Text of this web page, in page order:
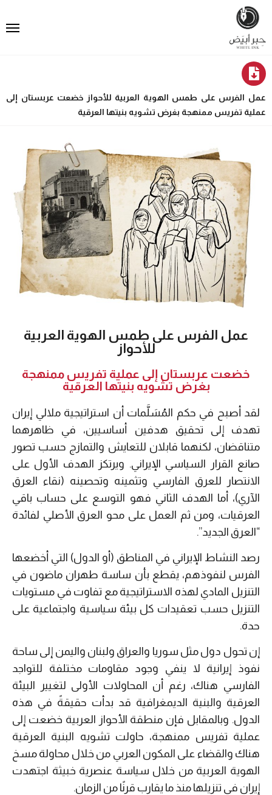
عمل الفرس على طمس الهوية العربية للأحواز خضعت عربستان إلى
عملية تفريس ممنهجة بغرض تشويه بنيتها العرقية
عمل الفرس على طمس الهوية العربية
للأحواز
خضعت عربستان إلى عملية تفريس ممنهجة
بغرض تشويه بنيتها العرقية
لقد أصبح في حكم المُسَلَّمات أن استراتيجية ملالي إيران
تهدف إلى تحقيق هدفين أساسيين، في ظاهرهما
متناقضان، لكنهما قابلان للتعايش والتمازج حسب تصور
صانع القرار السياسي الإيراني. ويرتكز الهدف الأول على
الانتصار للعرق الفارسي وتثمينه وتحصينه (نقاء العرق
الآري)، أما الهدف الثاني فهو التوسع على حساب باقي
العرقيات، ومن ثم العمل على محو العرق الأصلي لفائدة
“العرق الجديد”.
رصد النشاط الإيراني في المناطق (أو الدول) التي أخضعها
الفرس لنفوذهم، يقطع بأن ساسة طهران ماضون في
التنزيل المادي لهذه الاستراتيجية مع تفاوت في مستويات
التنزيل حسب تعقيدات كل بيئة سياسية واجتماعية على
حدة.
إن تحول دول مثل سوريا والعراق ولبنان واليمن إلى ساحة
نفوذ إيرانية لا ينفي وجود مقاومات مختلفة للتواجد
الفارسي هناك، رغم أن المحاولات الأولى لتغيير البيئة
العرقية والبنية الديمغرافية قد بدأت حقيقةً في هذه
الدول. وبالمقابل فإن منطقة الأحواز العربية خضعت إلى
عملية تفريس ممنهجة، حاولت تشويه البنية العرقية
هناك والقضاء على المكون العربي من خلال محاولة مسخ
الهوية العربية من خلال سياسة عنصرية خبيثة اجتهدت
إيران في تنزيلها منذ ما يقارب قرنًا من الزمان.